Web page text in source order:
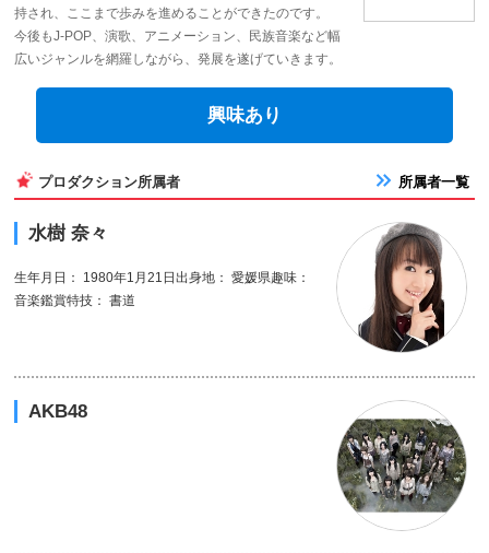
持され、ここまで歩みを進めることができたのです。
今後もJ-POP、演歌、アニメーション、民族音楽など幅
広いジャンルを網羅しながら、発展を遂げていきます。
興味あり
プロダクション所属者 所属者一覧
水樹 奈々
生年月日： 1980年1月21日出身地： 愛媛県趣味：
音楽鑑賞特技： 書道
AKB48